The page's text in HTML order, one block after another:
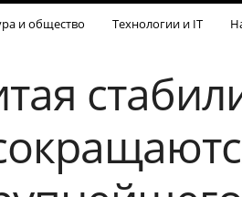
и общество Технологии и IT